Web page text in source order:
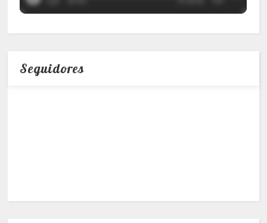
Seguidores